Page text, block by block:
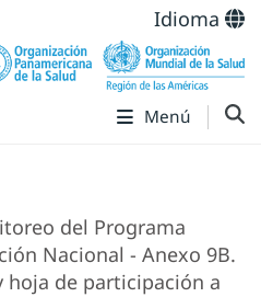
Idioma
Menú
del Programa
Nacional - Anexo 9B.
hoja de participación a